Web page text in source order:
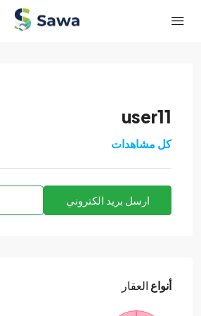
user11
كل مشاهدات
ارسل بريد الكتروني
أنواع العقار